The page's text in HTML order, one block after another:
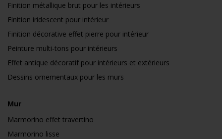
Finition métallique brut pour les intérieurs
Finition iridescent pour intérieur
Finition décorative effet pierre pour intérieur
Peinture multi-tons pour intérieurs
Effet antique décoratif pour intérieurs et extérieurs
Dessins ornementaux pour les murs
Mur
Marmorino effet travertino
Marmorino lisse